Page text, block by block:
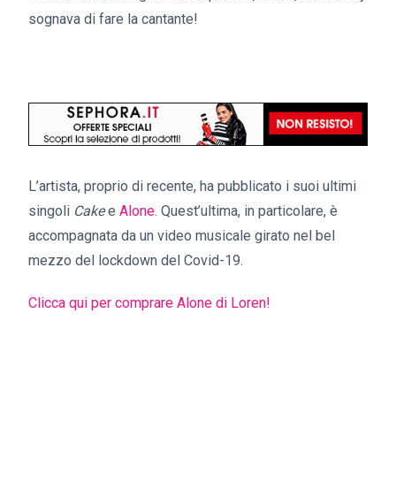
sognava di fare la cantante!
L’artista, proprio di recente, ha pubblicato i suoi ultimi
singoli Cakee Alone. Quest’ultima, in particolare, è
accompagnata da un video musicale girato nel bel
mezzo del lockdown del Covid-19.
Clicca qui per comprare Alone di Loren!